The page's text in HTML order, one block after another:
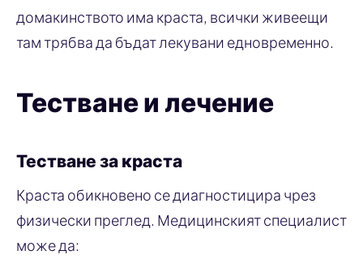
домакинството има краста, всички живеещи
там трябва да бъдат лекувани едновременно.
Тестване и лечение
Тестване за краста
Краста обикновено се диагностицира чрез
физически преглед. Медицинският специалист
може да: